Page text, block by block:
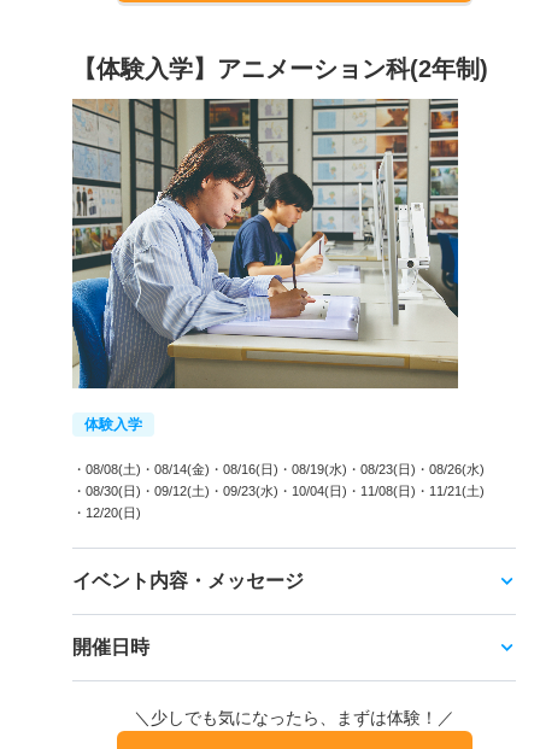
【体験入学】アニメーション科(2年制)
体験入学
・08/08(土) ・08/14(金) ・08/16(日) ・08/19(水) ・08/23(日) ・08/26(水)
・08/30(日) ・09/12(土) ・09/23(水) ・10/04(日) ・11/08(日) ・11/21(土)
・12/20(日)
イベント内容・メッセージ
開催日時
＼少しでも気になったら、まずは体験！／